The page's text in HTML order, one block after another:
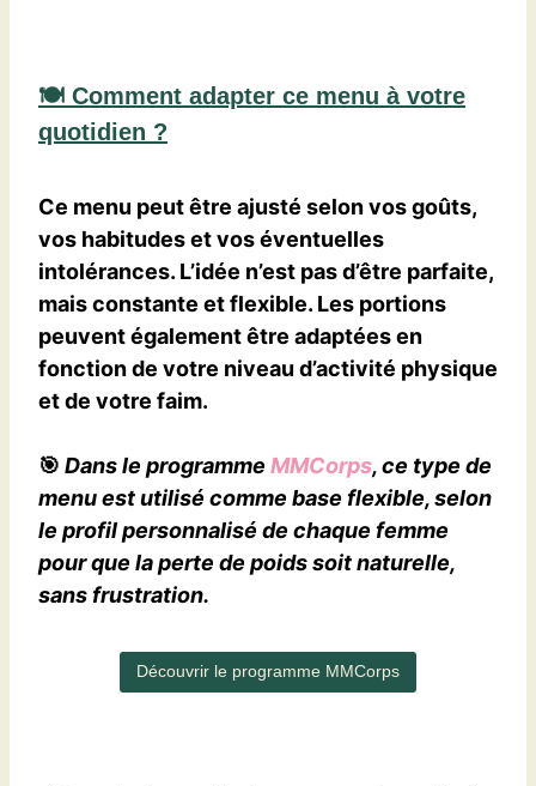
🍽️ Comment adapter ce menu à votre
quotidien ?
Ce menu peut être ajusté selon vos goûts,
vos habitudes et vos éventuelles
intolérances. L’idée n’est pas d’être parfaite,
maisconstante et flexible. Les portions
peuvent également être adaptées en
fonction de votre niveau d’activité physique
et de votre faim.
🎯 Dans le programme MMCorps, ce type de
menu est utilisé comme base flexible, selon
le profil personnalisé de chaque femme
pour que la perte de poids soit naturelle,
sans frustration.
Découvrir le programme MMCorps